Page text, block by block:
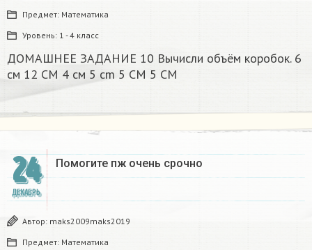
Предмет: Математика
Уровень: 1 - 4 класс
ДОМАШНЕЕ ЗАДАНИЕ 10 Вычисли объём коробок. 6
см 12 CM 4 см 5 cm 5 CM 5 CM​
24
ДЕКАБРЬ
Помогите пж очень срочно​
Автор: maks2009maks2019
Предмет: Математика